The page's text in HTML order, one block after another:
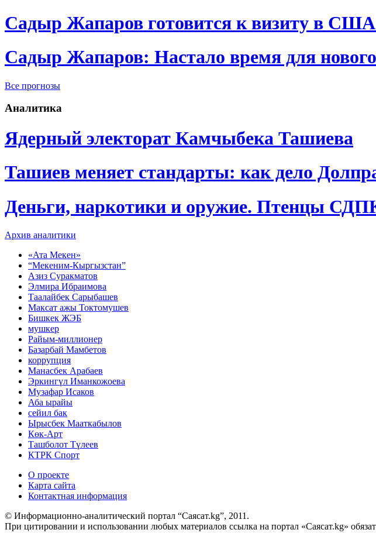
Садыр Жапаров готовится к визиту в
Садыр Жапаров: Настало время для нового
Все прогнозы
Аналитика
Ядерный электорат Камчыбека Ташиева
Ташиев меняет стандарты: как дело
Деньги, наркотики и оружие. Птенцы
Архив аналитики
«Ата Мекен»
“Мекеним-Кыргызстан”
Азиз Суракматов
Элмира Ибраимова
Таалайбек Сарыбашев
Максат ажы Токтомушев
Бишкек ЖЭБ
мушкер
Райым-миллионер
Базарбай Мамбетов
коррупция
Манасбек Арабаев
Эркингүл Иманкожоева
Музафар Исаков
Аба ырайы
сейил бак
Ырысбек Мааткабылов
Көк-Арт
Ташболот Түлеев
КТРК Спорт
О проекте
Карта сайта
Контактная информация
© Информационно-аналитический портал “Саясат.kg”, 2011.
При цитировании и использовании любых материалов ссылка на портал «Саясат.kg»